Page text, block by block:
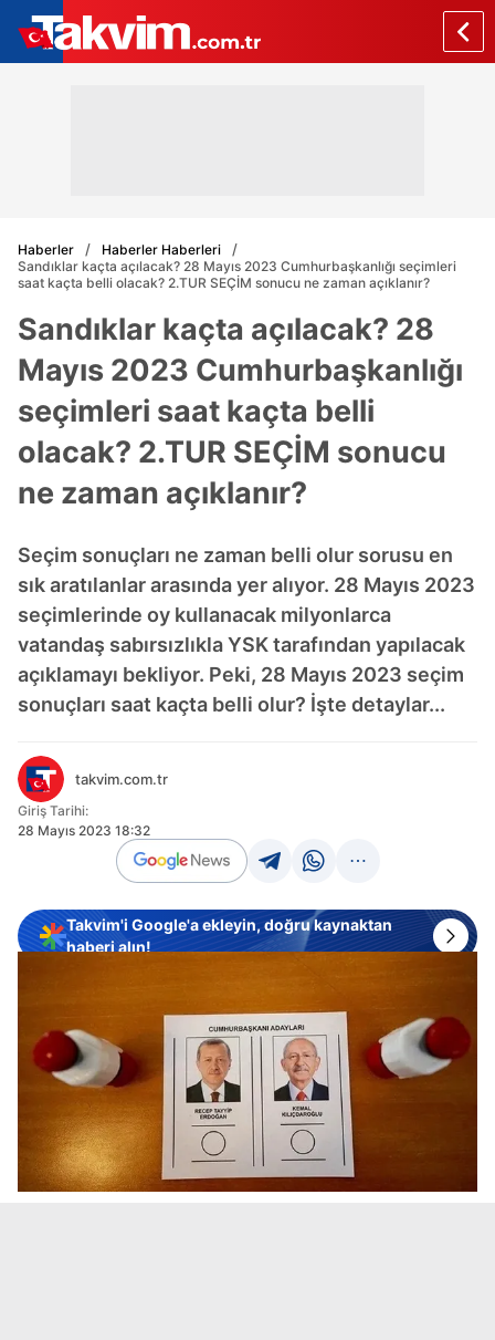
Haberler
Haberler Haberleri
Sandıklar kaçta açılacak? 28 Mayıs 2023 Cumhurbaşkanlığı seçimleri
saat kaçta belli olacak? 2.TUR SEÇİM sonucu ne zaman açıklanır?
Sandıklar kaçta açılacak? 28
Mayıs 2023 Cumhurbaşkanlığı
seçimleri saat kaçta belli
olacak? 2.TUR SEÇİM sonucu
ne zaman açıklanır?
Seçim sonuçları ne zaman belli olur sorusu en
sık aratılanlar arasında yer alıyor. 28 Mayıs 2023
seçimlerinde oy kullanacak milyonlarca
vatandaş sabırsızlıkla YSK tarafından yapılacak
açıklamayı bekliyor. Peki, 28 Mayıs 2023 seçim
sonuçları saat kaçta belli olur? İşte detaylar...
takvim.com.tr
Giriş Tarihi:
28 Mayıs 2023 18:32
Takvim'i Google'a ekleyin, doğru kaynaktan
haberi alın!